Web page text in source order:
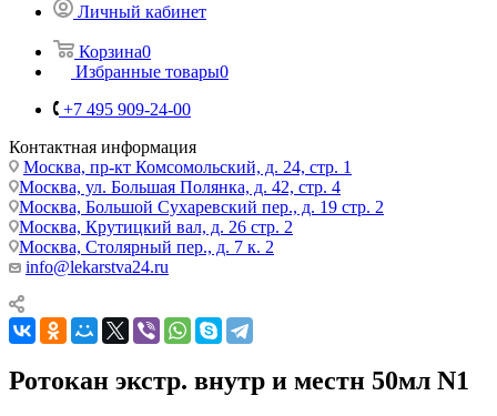
Личный кабинет
Корзина0
Избранные товары0
+7 495 909-24-00
Контактная информация
Москва, пр-кт Комсомольский, д. 24, стр. 1
Москва, ул. Большая Полянка, д. 42, стр. 4
Москва, Большой Сухаревский пер., д. 19 стр. 2
Москва, Крутицкий вал, д. 26 стр. 2
Москва, Столярный пер., д. 7 к. 2
info@lekarstva24.ru
Ротокан экстр. внутр и местн 50мл N1